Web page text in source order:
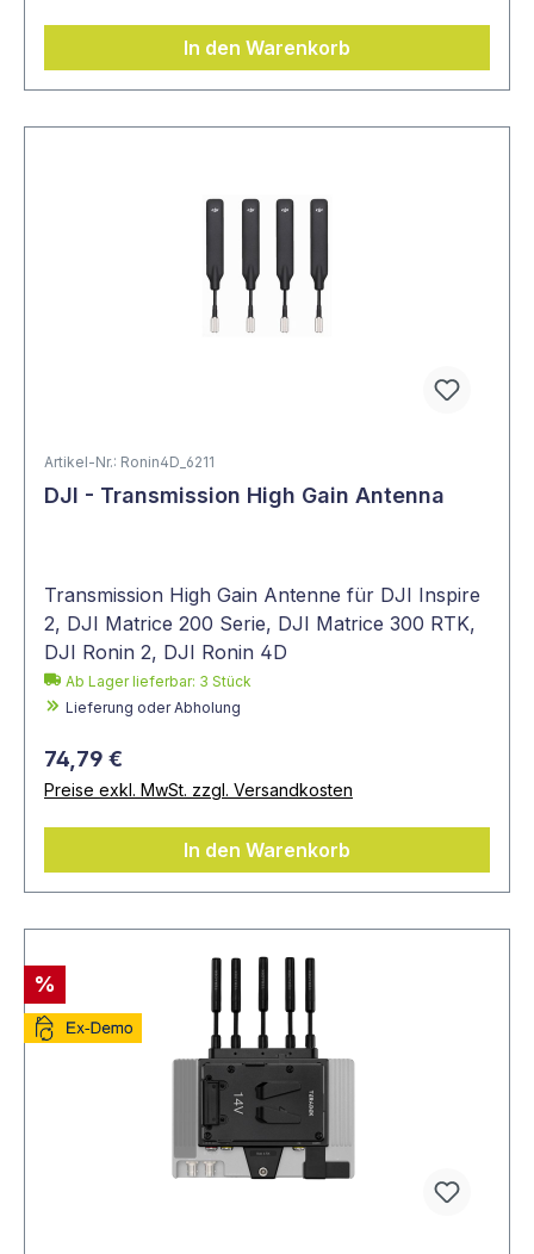
In den Warenkorb
Artikel-Nr.: Ronin4D_6211
DJI - Transmission High Gain Antenna
Transmission High Gain Antenne für DJI Inspire
2, DJI Matrice 200 Serie, DJI Matrice 300 RTK,
DJI Ronin 2, DJI Ronin 4D
Ab Lager lieferbar: 3 Stück
Lieferung oder Abholung
74,79 €
Preise exkl. MwSt. zzgl. Versandkosten
In den Warenkorb
%